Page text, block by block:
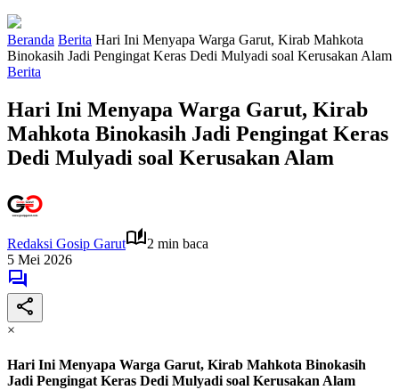
Beranda Berita Hari Ini Menyapa Warga Garut, Kirab Mahkota
Binokasih Jadi Pengingat Keras Dedi Mulyadi soal Kerusakan Alam
Berita
Hari Ini Menyapa Warga Garut, Kirab
Mahkota Binokasih Jadi Pengingat Keras
Dedi Mulyadi soal Kerusakan Alam
Redaksi Gosip Garut
2 min baca
5 Mei 2026
×
Hari Ini Menyapa Warga Garut, Kirab Mahkota Binokasih
Jadi Pengingat Keras Dedi Mulyadi soal Kerusakan Alam